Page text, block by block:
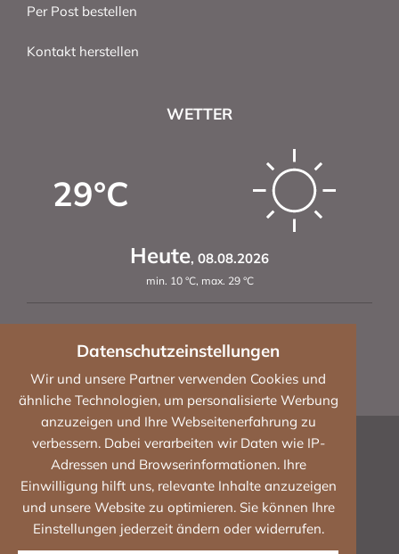
Datenschutzeinstellungen
Wir und unsere Partner verwenden Cookies und
ähnliche Technologien, um personalisierte Werbung
anzuzeigen und Ihre Webseitenerfahrung zu
verbessern. Dabei verarbeiten wir Daten wie IP-
Adressen und Browserinformationen. Ihre
Einwilligung hilft uns, relevante Inhalte anzuzeigen
und unsere Website zu optimieren. Sie können Ihre
Einstellungen jederzeit ändern oder widerrufen.
Per Post bestellen
Kontakt herstellen
WETTER
29°C
Heute, 08.08.2026
min. 10 °C, max. 29 °C
So,33 °C Mo,35 °C Di ,33
Impressum
Cookies
Barrierefreiheit